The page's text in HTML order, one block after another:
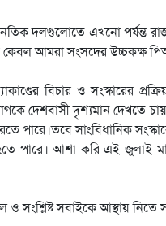
দলগুলোতে এখনো পর্যন্ত
আমরা সংসদের উচ্চকক্ষ
বিচার ও সংস্কারের
দেশবাসী দৃশ্যমান দেখতে
পারে।তবে সাংবিধানিক
পারে। আশা করি এই জুলাই
সবাইকে আস্থায় নিতে